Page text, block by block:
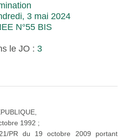
3 mai 2024
N°55 BIS
le JO : 3
1992 ;
PR du 19 octobre 2009 portant